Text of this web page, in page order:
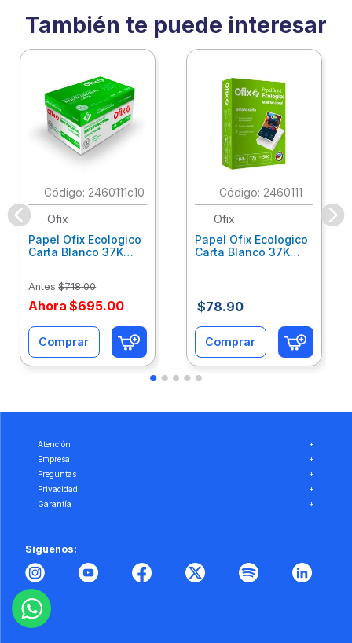
También te puede interesar
: 2460111c10
Ofix
Papel Ofix Ecologico
Carta Blanco 37K
Antes $718.00
Ahora $695.00
Comprar
: 2460111
Ofix
Papel Ofix Ecologico
Carta Blanco 37K
$78.90
Comprar
Atención
+
Empresa
+
Preguntas
+
Privacidad
+
Garantía
+
Síguenos: